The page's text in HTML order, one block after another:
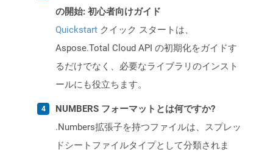
の開始: 初心者向けガイド
Quickstart クイック スタートは、
Aspose.Total Cloud API の初期化をガイドす
るだけでなく、必要なライブラリのインスト
ールにも役立ちます。
NUMBERS フォーマットとは何ですか?
.Numbers拡張子を持つファイルは、スプレッ
ドシートファイルタイプとして分類されま